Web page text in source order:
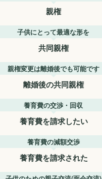
親権
子供にとって最適な形を
共同親権
親権変更は離婚後でも可能です
離婚後の共同親権
養育費の交渉・回収
養育費を請求したい
養育費の減額交渉
養育費を請求された